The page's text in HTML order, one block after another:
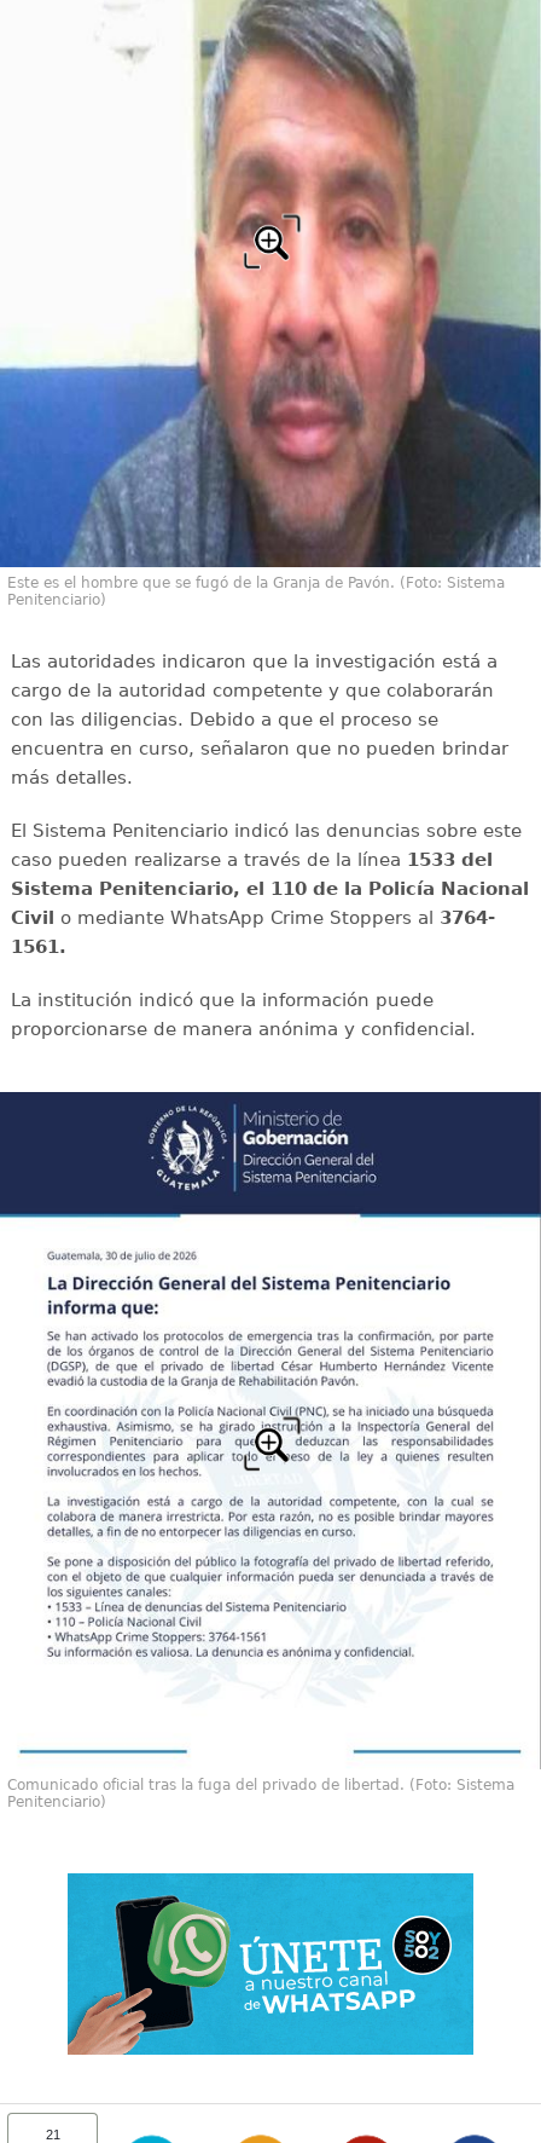
Este es el hombre que se fugó de la Granja de Pavón. (Foto: Sistema
Penitenciario)
Las autoridades indicaron que la investigación está a
cargo de la autoridad competente y que colaborarán
con las diligencias. Debido a que el proceso se
encuentra en curso, señalaron que no pueden brindar
más detalles.
El Sistema Penitenciario indicó las denuncias sobre este
caso pueden realizarse a través de la línea 1533 del
Sistema Penitenciario, el 110 de la Policía Nacional
Civil o mediante WhatsApp Crime Stoppers al 3764-
1561.
La institución indicó que la información puede
proporcionarse de manera anónima y confidencial.
Comunicado oficial tras la fuga del privado de libertad. (Foto: Sistema
Penitenciario)
21